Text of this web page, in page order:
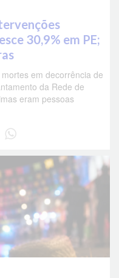
30,9% em PE;
em decorrência de
da Rede de
eram pessoas